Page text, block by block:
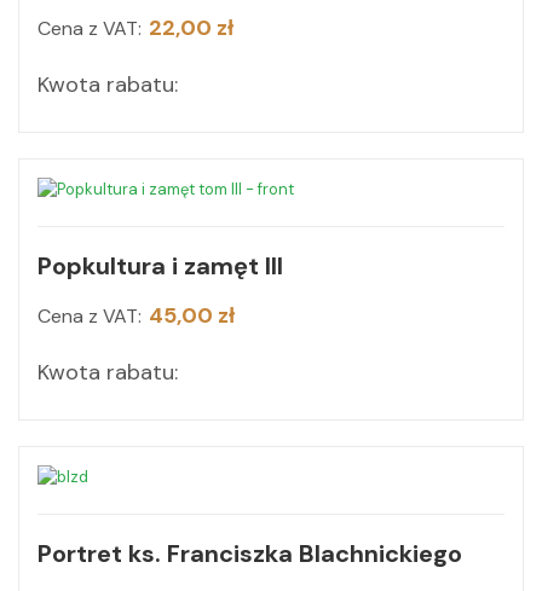
Cena z VAT: 22,00 zł
Kwota rabatu:
Popkultura i zamęt III
Cena z VAT: 45,00 zł
Kwota rabatu:
Portret ks. Franciszka Blachnickiego